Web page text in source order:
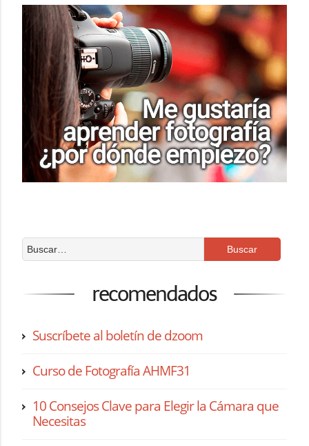
recomendados
Suscríbete al boletín de dzoom
Curso de Fotografía AHMF31
10 Consejos Clave para Elegir la Cámara que
Necesitas